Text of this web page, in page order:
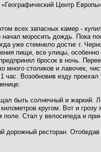
Центр
всех запасных камер -
моросить дождь. Пока
уже стемнело достиг г.
пищи, все улицы,
бросок в ночь.
много столиков и лавочек,
час. Возобновив езду
быть солнечный и жаркий.
кругом. Вот и
Стал у велосипеда и
ресторан.